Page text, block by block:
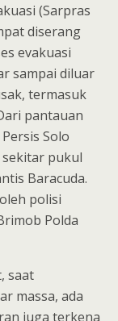
(Sarpras
diserang
evakuasi
sampai diluar
termasuk
pantauan
Solo
pukul
Baracuda.
polisi
Polda
saat
massa, ada
juga terkena